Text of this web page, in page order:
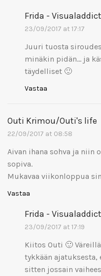
Frida - Visualaddict
23/09/2017 at 17:17
Juuri tuosta
minäkin pidän… ja
täydelliset 🙂
Vastaa
Outi Krimou/Outi's life
22/09/2017 at 08:58
Aivan ihana sohva ja
sopiva.
Mukavaa viikonloppua
Vastaa
Frida - Visualaddict
23/09/2017 at 17:19
Kiitos Outi 🙂
tykkään ajatuksesta,
sitten jossain